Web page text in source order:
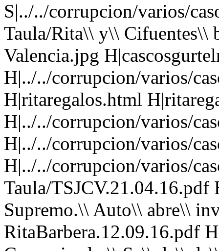
S|../../corrupcion/varios/
Taula/Rita\\ y\\ Cifuentes\\
Valencia.jpg
H|../../corrupcion/varios/
H|ritaregalos.html
H|../../corrupcion/varios/
H|../../corrupcion/varios/
H|../../corrupcion/varios/
Taula/
Supremo.\\ Auto\\ abre\\
RitaBarbera.12.09.16.pdf